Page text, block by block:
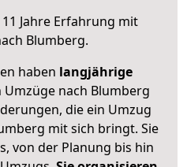
Jahre Erfahrung mit
Blumberg.
haben langjährige
Umzüge nach Blumberg
die ein Umzug
mit sich bringt. Sie
von der Planung bis hin